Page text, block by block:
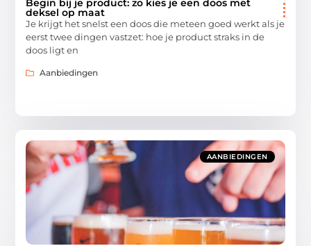
Begin bij je product: zo kies je een doos met
deksel op maat
Je krijgt het snelst een doos die meteen goed werkt als je
eerst twee dingen vastzet: hoe je product straks in de
doos ligt en
Aanbiedingen
AANBIEDINGEN